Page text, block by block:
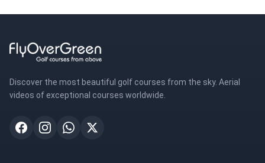
Discover the most beautiful golf courses from the sky. Aerial
videos of exceptional courses worldwide.